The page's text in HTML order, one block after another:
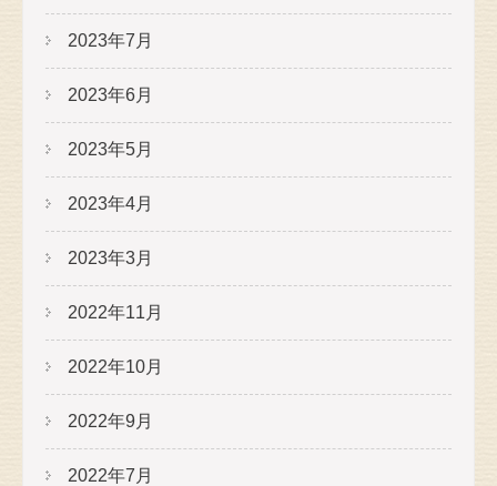
2023年7月
2023年6月
2023年5月
2023年4月
2023年3月
2022年11月
2022年10月
2022年9月
2022年7月